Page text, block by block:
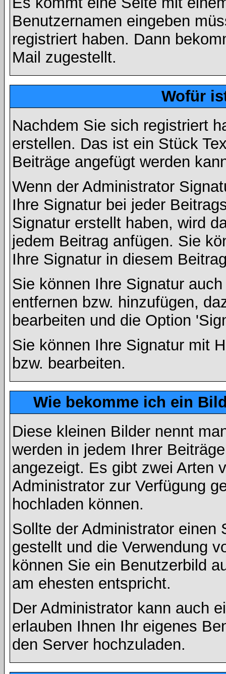
Benutzernamen eingeben
registriert haben. Dann
Mail zugestellt.
Wofür
Nachdem Sie sich registriert
erstellen. Das ist ein Stück
Beiträge angefügt werden
Wenn der Administrator
Ihre Signatur bei jeder
Signatur erstellt haben, wird
jedem Beitrag anfügen. Sie
Ihre Signatur in diesem
Sie können Ihre Signatur
entfernen bzw. hinzufügen,
bearbeiten und die Option
Sie können Ihre Signatur mit
bzw. bearbeiten.
Wie bekomme ich ein
Diese kleinen Bilder nennt
werden in jedem Ihrer
angezeigt. Es gibt zwei Arten
Administrator zur Verfügung
hochladen können.
Sollte der Administrator einen
gestellt und die Verwendung
können Sie ein Benutzerbild
am ehesten entspricht.
Der Administrator kann auch
erlauben Ihnen Ihr eigenes
den Server hochzuladen.